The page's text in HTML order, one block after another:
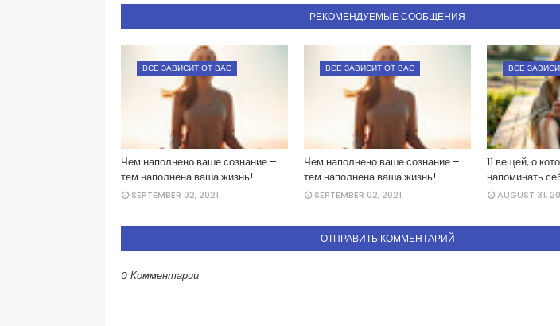
РЕКОМЕНДУЕМЫЕ СООБЩЕНИЯ
ВСЕ ЗАВИСИТ ОТ ВАС
Чем наполнено ваше сознание –
тем наполнена ваша жизнь!
SEPTEMBER 02, 2021
ВСЕ ЗАВИСИТ ОТ ВАС
Чем наполнено ваше сознание –
тем наполнена ваша жизнь!
SEPTEMBER 02, 2021
ВСЕ
11 вещей, о
напоминать
AUGUST 31,
ОТПРАВИТЬ КОММЕНТАРИЙ
0 Комментарии